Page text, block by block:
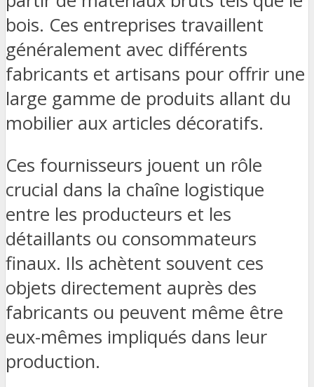
bois. Ces entreprises travaillent
généralement avec différents
fabricants et artisans pour offrir une
large gamme de produits allant du
mobilier aux articles décoratifs.
Ces fournisseurs jouent un rôle
crucial dans la chaîne logistique
entre les producteurs et les
détaillants ou consommateurs
finaux. Ils achètent souvent ces
objets directement auprès des
fabricants ou peuvent même être
eux-mêmes impliqués dans leur
production.